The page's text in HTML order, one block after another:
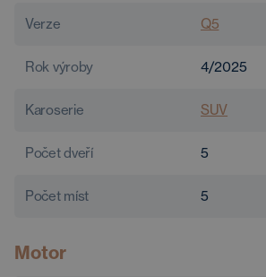
Verze Q5
Rok výroby 4/2025
Karoserie SUV
Počet dveří 5
Počet míst 5
Motor